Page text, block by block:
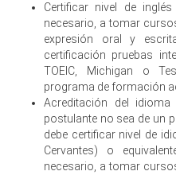
Certificar nivel de
necesario, a tomar
expresión oral y
certificación pruebas
TOEIC, Michigan o
programa de formación
Acreditación del
postulante no sea de un
debe certificar nivel de
Cervantes) o
necesario, a tomar